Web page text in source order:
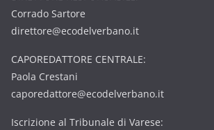
Corrado Sartore
direttore@ecodelverbano.it
CAPOREDATTORE CENTRALE:
Paola Crestani
caporedattore@ecodelverbano.it
Iscrizione al Tribunale di Varese: